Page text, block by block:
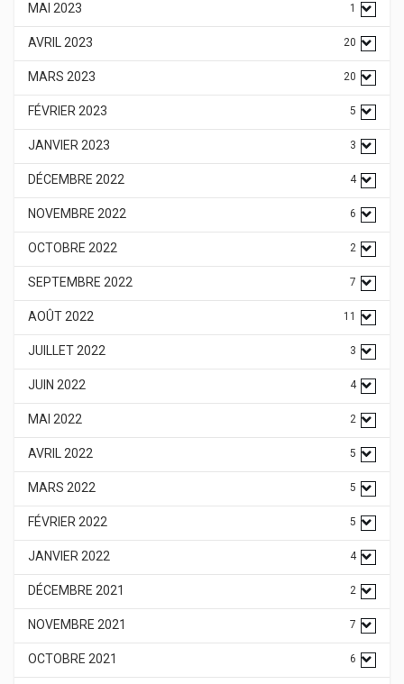
MAI 2023 1
AVRIL 2023 20
MARS 2023 20
FÉVRIER 2023 5
JANVIER 2023 3
DÉCEMBRE 2022 4
NOVEMBRE 2022 6
OCTOBRE 2022 2
SEPTEMBRE 2022 7
AOÛT 2022 11
JUILLET 2022 3
JUIN 2022 4
MAI 2022 2
AVRIL 2022 5
MARS 2022 5
FÉVRIER 2022 5
JANVIER 2022 4
DÉCEMBRE 2021 2
NOVEMBRE 2021 7
OCTOBRE 2021 6